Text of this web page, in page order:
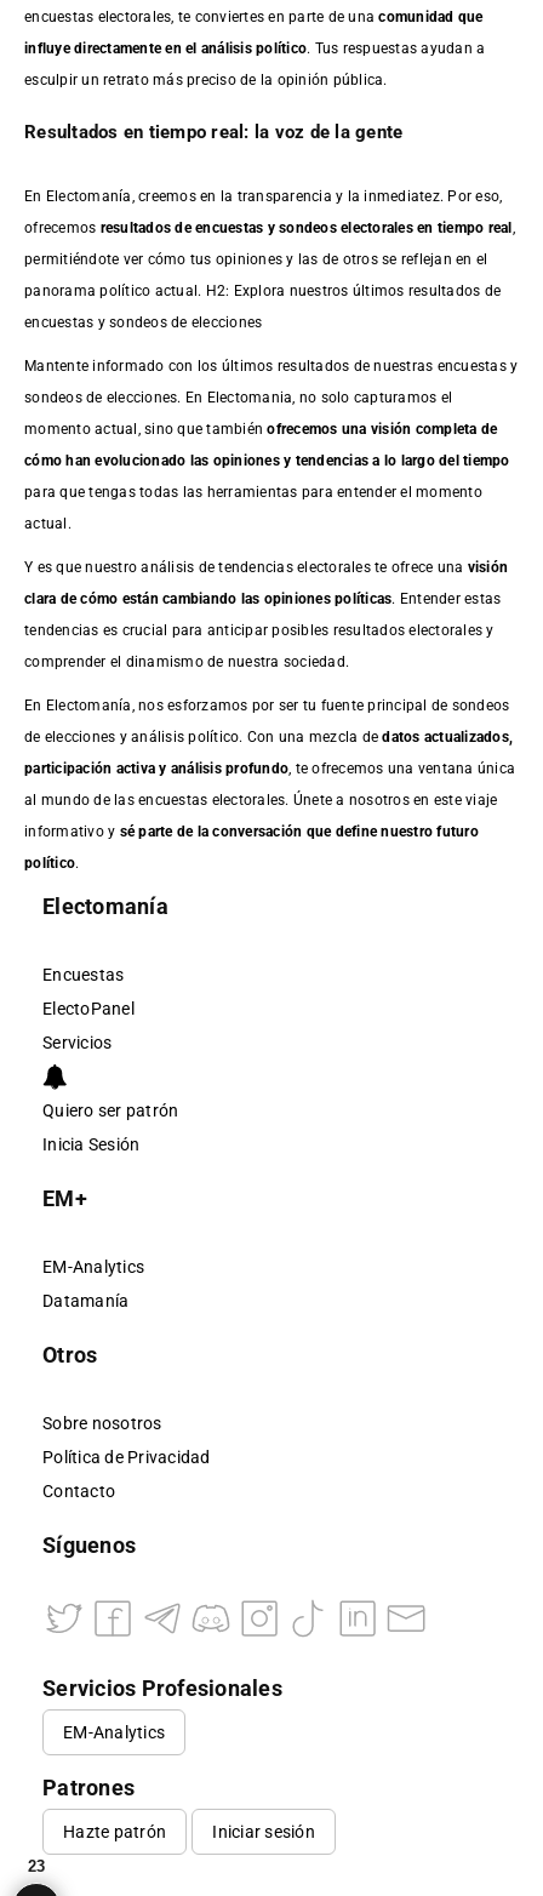
encuestas electorales, te conviertes en parte de unacomunidad que
influye directamente en el análisis político. Tus respuestas ayudan a
esculpir un retrato más preciso de la opinión pública.
Resultados en tiempo real: la voz de la gente
En Electomanía, creemos en la transparencia y la inmediatez. Por eso,
ofrecemos resultados deencuestas y sondeos electorales en tiempo real
permitiéndote ver cómo tus opiniones y las de otros se reflejan en el
panorama político actual. H2: Explora nuestros últimos resultados de
encuestas y sondeos de elecciones
Mantente informado con los últimos resultados de nuestras encuestasy
sondeos de elecciones. En Electomania, no solo capturamos el
momento actual, sino que tambiénofrecemos una visión completa de
cómo han evolucionado las opiniones y tendencias a lo largo del tiempo
para que tengas todas las herramientas para entender el momento
actual.
Y es que nuestro análisis de tendencias electorales te ofrece una visión
clara de cómo están cambiando las opiniones políticas. Entender estas
tendencias es crucial para anticipar posibles resultados electorales y
comprender el dinamismo de nuestra sociedad.
En Electomanía, nos esforzamos por ser tu fuente principal de sondeos
de elecciones y análisis político. Con una mezcla dedatos actualizados,
participación activa y análisis profundo , te ofrecemos una ventana única
al mundo de las encuestas electorales. Únete a nosotros en este viaje
informativo y sé parte de la conversación que define nuestro futuro
político.
Electomanía
Encuestas
ElectoPanel
Servicios
Quiero ser patrón
Inicia Sesión
EM+
EM-Analytics
Datamanía
Otros
Sobre nosotros
Política de Privacidad
Contacto
Síguenos
Servicios Profesionales
EM-Analytics
Patrones
Hazte patrón Iniciar sesión
23